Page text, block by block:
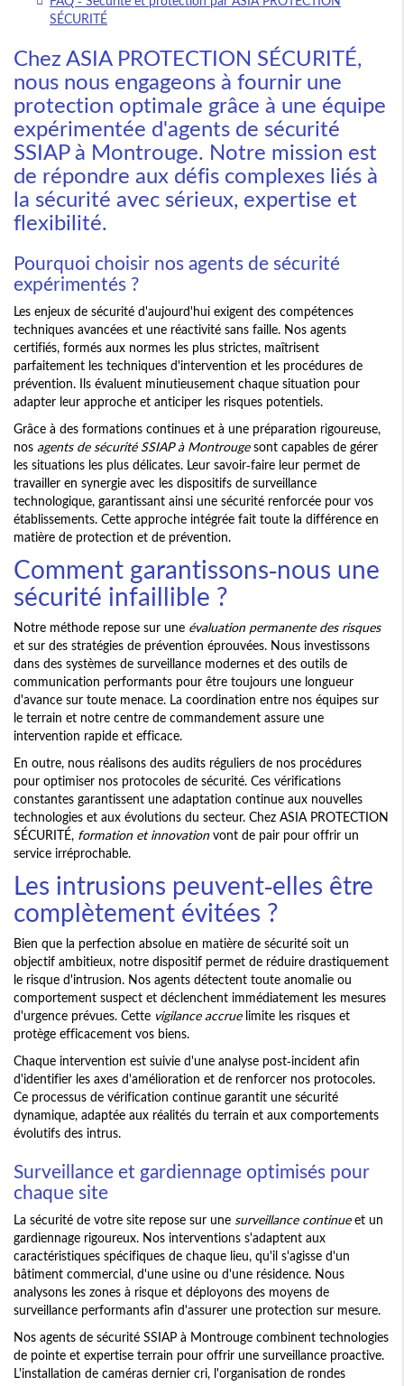
SÉCURITÉ
Chez ASIA PROTECTION SÉCURITÉ,
nous nous engageons à fournir une
protection optimale grâce à une équipe
expérimentée d'agents de sécurité
SSIAP à Montrouge. Notre mission est
de répondre aux défis complexes liés à
la sécurité avec sérieux, expertise et
flexibilité.
Pourquoi choisir nos agents de sécurité
expérimentés ?
Les enjeux de sécurité d'aujourd'hui exigent des compétences
techniques avancées et une réactivité sans faille. Nos agents
certifiés, formés aux normes les plus strictes, maîtrisent
parfaitement les techniques d'intervention et les procédures de
prévention. Ils évaluent minutieusement chaque situation pour
adapter leur approche et anticiper les risques potentiels.
Grâce à des formations continues et à une préparation rigoureuse,
nos agents de sécurité SSIAP à Montrougesont capables de gérer
les situations les plus délicates. Leur savoir-faire leur permet de
travailler en synergie avec les dispositifs de surveillance
technologique, garantissant ainsi une sécurité renforcée pour vos
établissements. Cette approche intégrée fait toute la différence en
matière de protection et de prévention.
Comment garantissons-nous une
sécurité infaillible ?
Notre méthode repose sur une évaluation permanente des risques
et sur des stratégies de prévention éprouvées. Nous investissons
dans des systèmes de surveillance modernes et des outils de
communication performants pour être toujours une longueur
d'avance sur toute menace. La coordination entre nos équipes sur
le terrain et notre centre de commandement assure une
intervention rapide et efficace.
En outre, nous réalisons des audits réguliers de nos procédures
pour optimiser nos protocoles de sécurité. Ces vérifications
constantes garantissent une adaptation continue aux nouvelles
technologies et aux évolutions du secteur. Chez ASIA PROTECTION
SÉCURITÉ, formation et innovationvont de pair pour offrir un
service irréprochable.
Les intrusions peuvent-elles être
complètement évitées ?
Bien que la perfection absolue en matière de sécurité soit un
objectif ambitieux, notre dispositif permet de réduire drastiquement
le risque d'intrusion. Nos agents détectent toute anomalie ou
comportement suspect et déclenchent immédiatement les mesures
d'urgence prévues. Cette vigilance accruelimite les risques et
protège efficacement vos biens.
Chaque intervention est suivie d'une analyse post-incident afin
d'identifier les axes d'amélioration et de renforcer nos protocoles.
Ce processus de vérification continue garantit une sécurité
dynamique, adaptée aux réalités du terrain et aux comportements
évolutifs des intrus.
Surveillance et gardiennage optimisés pour
chaque site
La sécurité de votre site repose sur une surveillance continueet un
gardiennage rigoureux. Nos interventions s'adaptent aux
caractéristiques spécifiques de chaque lieu, qu'il s'agisse d'un
bâtiment commercial, d'une usine ou d'une résidence. Nous
analysons les zones à risque et déployons des moyens de
surveillance performants afin d'assurer une protection sur mesure.
Nos agents de sécurité SSIAP à Montrouge combinent technologies
de pointe et expertise terrain pour offrir une surveillance proactive.
L'installation de caméras dernier cri, l'organisation de rondes